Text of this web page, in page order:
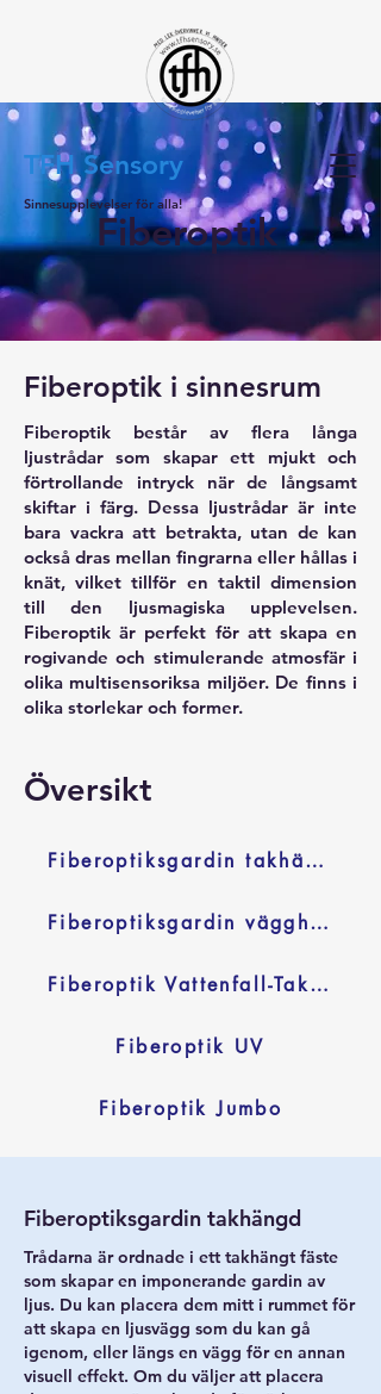
TFH Sensory
Sinnesupplevelser för alla!
Fiberoptik
Fiberoptik i sinnesrum
Fiberoptik består av flera långa
ljustrådar som skapar ett mjukt och
förtrollande intryck när de långsamt
skiftar i färg. Dessa ljustrådar är inte
bara vackra att betrakta, utan de kan
också dras mellan fingrarna eller hållas i
knät, vilket tillför en taktil dimension
till den ljusmagiska upplevelsen.
Fiberoptik är perfekt för att skapa en
rogivande och stimulerande atmosfär i
olika multisensoriksa miljöer. De finns i
olika storlekar och former.
Översikt
Fiberoptiksgardin takhängd
Fiberoptiksgardin vägghängd
Fiberoptik Vattenfall-Takhängd
Fiberoptik UV
Fiberoptik Jumbo
Fiberoptiksgardin takhängd
Trådarna är ordnade i ett takhängt fäste
som skapar en imponerande gardin av
ljus. Du kan placera dem mitt i rummet för
att skapa en ljusvägg som du kan gå
igenom, eller längs en vägg för en annan
visuell effekt. Om du väljer att placera